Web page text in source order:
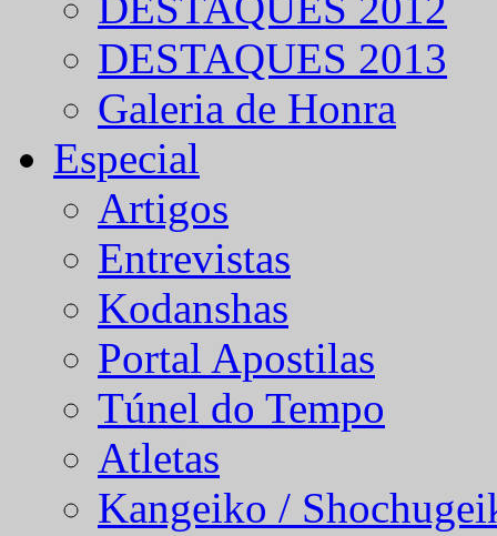
DESTAQUES 2013
Galeria de Honra
Especial
Artigos
Entrevistas
Kodanshas
Portal Apostilas
Túnel do Tempo
Atletas
Kangeiko /